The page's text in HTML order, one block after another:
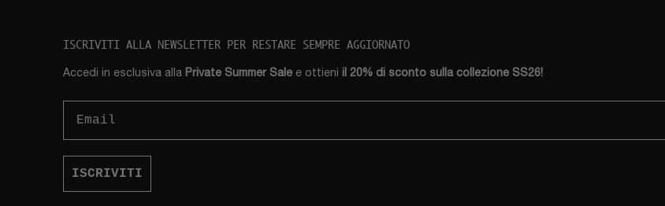
ISCRIVITI ALLA NEWSLETTER PER RESTARE SEMPRE AGGIORNATO
Accedi in esclusiva alla Private Summer Sale e ottieni il 20% di sconto sulla collezione SS26!
ISCRIVITI